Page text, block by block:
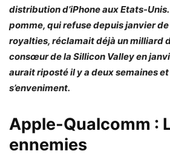
distribution d’iPhone aux Etats-
pomme, qui refuse depuis janvier
royalties, réclamait déjà un milliard
consœur de la Sillicon Valley en
aurait riposté il y a deux semaines
s’enveniment.
Apple-Qualcomm :
ennemies